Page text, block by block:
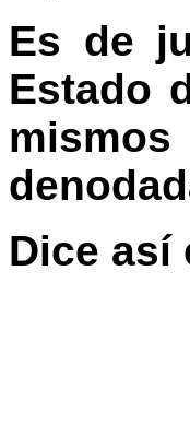
Es de
Estado
Dice así